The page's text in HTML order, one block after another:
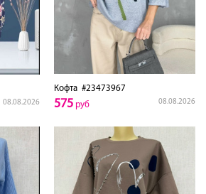
08.08.2026
Кофта #23473967
08.08.2026
575 руб